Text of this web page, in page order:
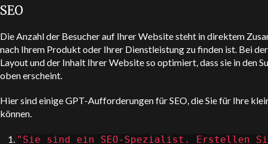
SEO
Die Anzahl der Besucher auf Ihrer Website steht in direktem
nach Ihrem Produkt oder Ihrer Dienstleistung zu finden ist. Bei
Layout und der Inhalt Ihrer Website so optimiert, dass sie in den
oben erscheint.
Hier sind einige GPT-Aufforderungen für SEO, die Sie für Ihre
können.
"Sie sind ein SEO-Spezialist. Erstellen